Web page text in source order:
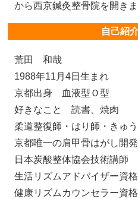
から西京鍼灸整骨院を開きま
自己紹
荒田 和哉
1988年11月4日生まれ
京都出身 血液型Ｏ型
好きなこと 読書、焼肉
柔道整復師・はり師・きゅ
京都唯一の肩甲骨はがし開発
日本炭酸整体協会技術講師
生活リズムアドバイザー資
健康リズムカウンセラー資